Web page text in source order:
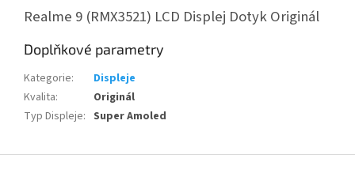
Realme 9 (RMX3521) LCD Displej Dotyk Originál
Doplňkové parametry
Kategorie:
Displeje
Kvalita:
Originál
Typ Displeje: Super Amoled